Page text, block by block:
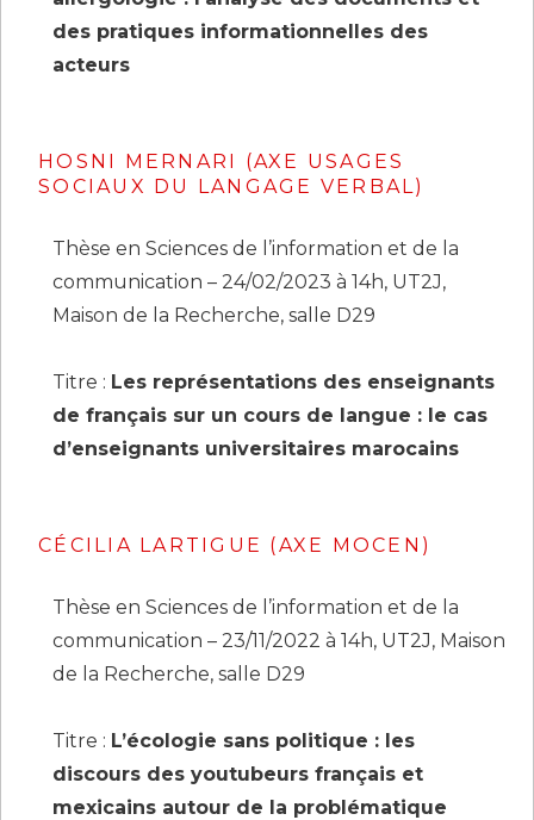
des pratiques informationnelles des
acteurs
HOSNI MERNARI (AXE USAGES
SOCIAUX DU LANGAGE VERBAL)
Thèse en Sciences de l’information et de la
communication – 24/02/2023 à 14h, UT2J,
Maison de la Recherche, salle D29
Titre : Les représentations des enseignants
de français sur un cours de langue : le cas
d’enseignants universitaires marocains
CÉCILIA LARTIGUE (AXE MOCEN)
Thèse en Sciences de l’information et de la
communication – 23/11/2022 à 14h, UT2J, Maison
de la Recherche, salle D29
Titre : L’écologie sans politique : les
discours des youtubeurs français et
mexicains autour de la problématique